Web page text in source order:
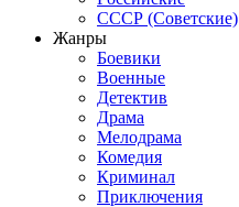
СССР (Советские)
Жанры
Боевики
Военные
Детектив
Драма
Мелодрама
Комедия
Криминал
Приключения